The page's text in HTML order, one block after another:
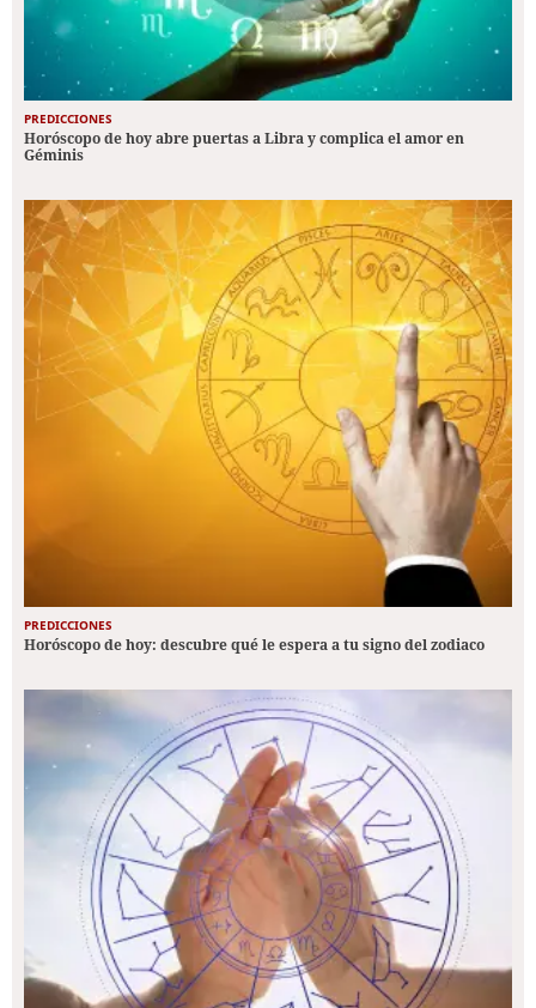
PREDICCIONES
Horóscopo de hoy abre puertas a Libra y complica el amor en
Géminis
PREDICCIONES
Horóscopo de hoy: descubre qué le espera a tu signo del zodiaco